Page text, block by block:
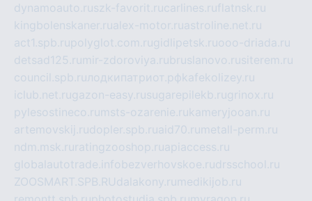
dynamoauto.ruszk-favorit.rucarlines.ruflatnsk.ru
kingbolenskaner.rualex-motor.ruastroline.net.ru
act1.spb.rupolyglot.com.rugidlipetsk.ruooo-driada.ru
detsad125.ru mir-zdoroviya.rubruslanovo.rusiterem.ru
council.spb.ruлодкипатриот.рфkafekolizey.ru
iclub.net.rugazon-easy.rusugarepilekb.rugrinox.ru
pylesostineco.ru msts-ozarenie.rukameryjooan.ru
artemovskij.rudopler.spb.ruaid70.ru metall-perm.ru
ndm.msk.ru ratingzooshop.ruapiaccess.ru
globalautotrade.info bezverhovskoe.rudrsschool.ru
ZOOSMART.SPB.RUdalakony.ru medikijob.ru